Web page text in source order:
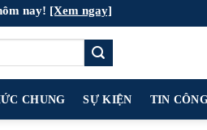
nay! [Xem ngay]
CHUNG SỰ KIỆN TIN